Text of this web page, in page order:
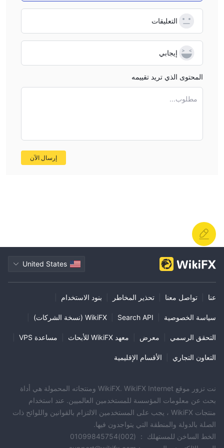
Ami Solutions يقدم أكثر من 200 أداة قابلة للتداول بما في ذلك العملات
والمعادن والسلع والمؤشرات والأسهم والعملات المشفرة للاختيار من
بينها، بالإضافة إلى تجميع بدون عمولة وخدمات دعم متعددة اللغات، ولكنه
غير مُنظم حاليًا، مما يخلق مخاطر وعدم اليقين للمتداولين.
الأسئلة الشائعة
لا ، قد لا يكون Ami Solutions الخيار الأفضل للمبتدئين ، حيث أنه غير م
reg م ويتطلب الحد الأدنى للإيداع 250 دولارًا ، وهو ليس الأدنى في
الذي يتطلب منصة تداول آمنة وموثوقة وتحتوي على ميزات متقدمة.
التعليقات
إيجابي
المحتوى الذي تريد تقييمه
مطلوب...
إرسال الآن
United States
عنا تواصل معنا تحذير المخاطر بنود الاستخدام
سياسة الخصوصية Search API WikiFX (نسخة الشركات)
التحقق الرسمي معرض معهد WikiFX للأبحاث مساعدة VPS
التعاون التجاري الأقسام الإقليمية
نت تزور موقع WikiFX. WikiFX Internet ومنتجاته المحمولة هي أداة
بحث عن معلومات المؤسسة للمستخدمين العالميين. عند استخدام
منتجات WikiFX ، يجب على المستخدمين الالتزام بالقوانين واللوائح ذات
الصلة بالدولة والمنطقة التي يتواجدون فيها.
الخط الساخن للمستهلك ： (002)01099845754